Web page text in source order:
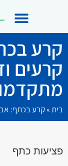
קרע
קרעים
בית»קרע בכתף:
פציעות כתף